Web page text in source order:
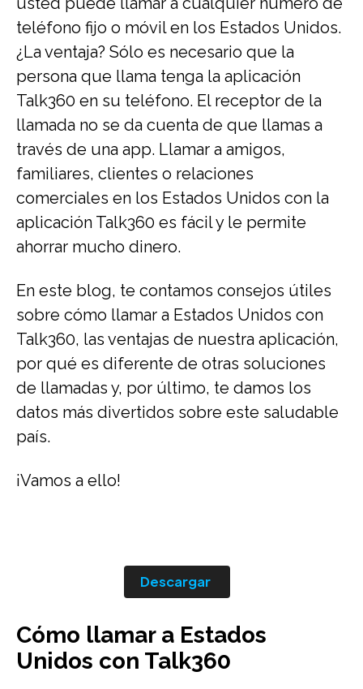
teléfono fijo o móvil en los Estados Unidos.
¿La ventaja? Sólo es necesario que la
persona que llama tenga la aplicación
Talk360 en su teléfono. El receptor de la
llamada no se da cuenta de que llamas a
través de una app. Llamar a amigos,
familiares, clientes o relaciones
comerciales en los Estados Unidos con la
aplicación Talk360 es fácil y le permite
ahorrar mucho dinero.
En este blog, te contamos consejos útiles
sobre cómo llamar a Estados Unidos con
Talk360, las ventajas de nuestra aplicación,
por qué es diferente de otras soluciones
de llamadas y, por último, te damos los
datos más divertidos sobre este saludable
país.
¡Vamos a ello!
Descargar
Cómo llamar a Estados
Unidos con Talk360